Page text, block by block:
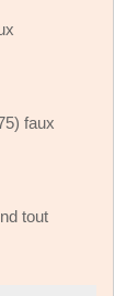
faux
tout